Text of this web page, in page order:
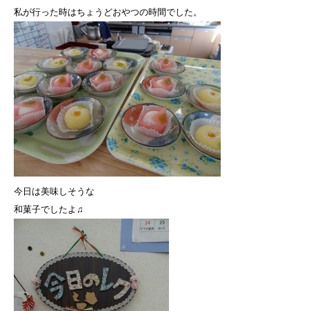
私が行った時はちょうどおやつの時間でした。
今日は美味しそうな
和菓子でしたよ♫